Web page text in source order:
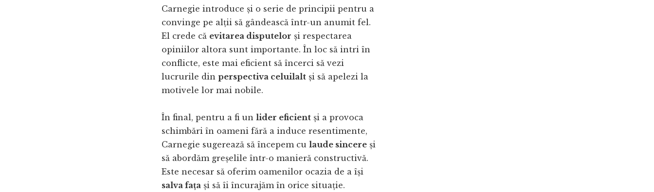
Carnegie introduce și o serie de principii pentru a
convinge pe alții să gândească într-un anumit fel.
El crede că evitarea disputelor și respectarea
opiniilor altora sunt importante. În loc să intri în
conflicte, este mai eficient să încerci să vezi
lucrurile din perspectiva celuilalt și să apelezi la
motivele lor mai nobile.
În final, pentru a fi un lider eficient și a provoca
schimbări în oameni fără a induce resentimente,
Carnegie sugerează să începem cu laude sincere și
să abordăm greșelile într-o manieră constructivă.
Este necesar să oferim oamenilor ocazia de a își
salva fața și să îi încurajăm în orice situație.